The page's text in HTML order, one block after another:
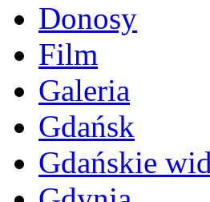
Donosy
Film
Galeria
Gdańsk
Gdańskie